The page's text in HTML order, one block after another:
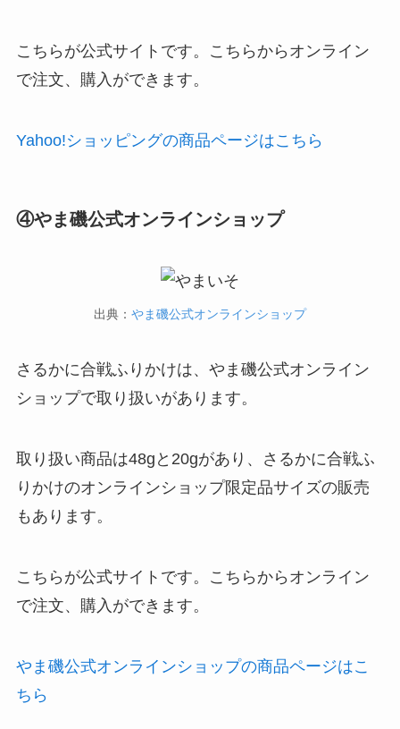
こちらが公式サイトです。こちらからオンライン
で注文、購入ができます。
Yahoo!ショッピングの商品ページはこちら
④やま磯公式オンラインショップ
出典： やま磯公式オンラインショップ
さるかに合戦ふりかけは、やま磯公式オンライン
ショップで取り扱いがあります。
取り扱い商品は48gと20gがあり、さるかに合戦ふ
りかけのオンラインショップ限定品サイズの販売
もあります。
こちらが公式サイトです。こちらからオンライン
で注文、購入ができます。
やま磯公式オンラインショップの商品ページはこ
ちら